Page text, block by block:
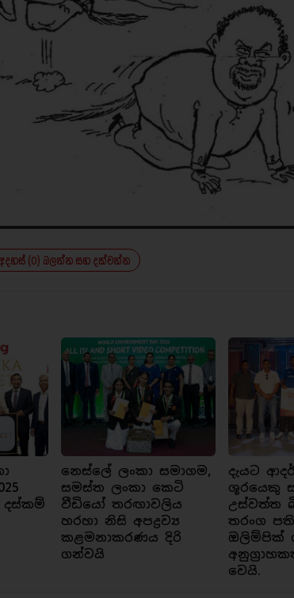
(0) බලන්න සහ දක්වන්න
දස්කම්
නෙස්ලේ ලංකා සමාගම,
සමස්ත ලංකා කෙටි
වීඩියෝ තරඟාවලිය
හරහා නිසි අපද්‍රව්‍ය
කළමනාකරණය දිරි
ගන්වයි
දැයට
ශූරයෙකු
උස්වත්ත
තරංග
ඔලිම්පික්
වෙයි.